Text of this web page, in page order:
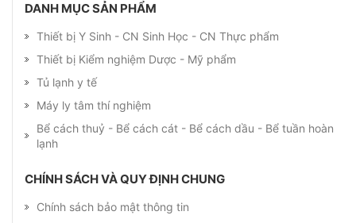
DANH MỤC SẢN PHẨM
Thiết bị Y Sinh - CN Sinh Học - CN Thực phẩm
Thiết bị Kiểm nghiệm Dược - Mỹ phẩm
Tủ lạnh y tế
Máy ly tâm thí nghiệm
Bể cách thuỷ - Bể cách cát - Bể cách dầu - Bể tuần hoàn
lạnh
CHÍNH SÁCH VÀ QUY ĐỊNH CHUNG
Chính sách bảo mật thông tin